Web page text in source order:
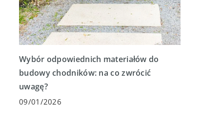
Wybór odpowiednich materiałów do
budowy chodników: na co zwrócić
uwagę?
09/01/2026